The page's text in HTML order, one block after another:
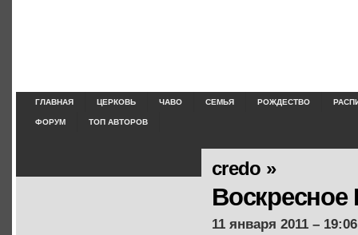
ГЛАВНАЯ ЦЕРКОВЬ ЧАВО СЕМЬЯ РОЖДЕСТВО
ФОРУМ ТОП АВТОРОВ
credo »
Воскресное
11 января 2011 –